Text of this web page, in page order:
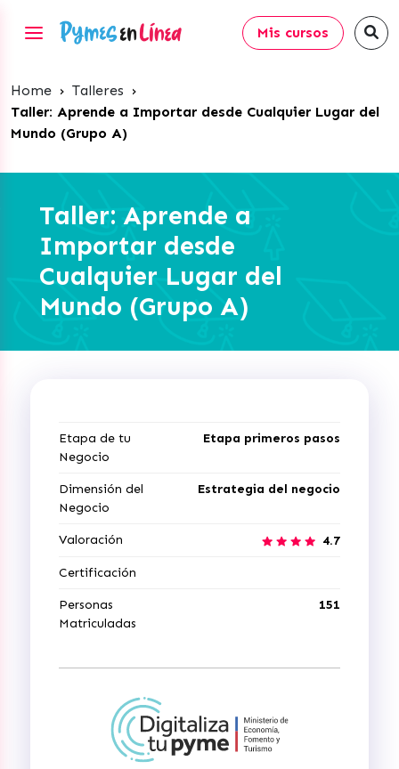
Mis cursos
Home › Talleres ›
Taller: Aprende a Importar desde Cualquier Lugar del
Mundo (Grupo A)
Taller: Aprende a
Importar desde
Cualquier Lugar del
Mundo (Grupo A)
Etapa de tu
Negocio
Etapa primeros pasos
Dimensión del
Negocio
Estrategia del negocio
Valoración 4.7
Certificación
Personas
Matriculadas
151